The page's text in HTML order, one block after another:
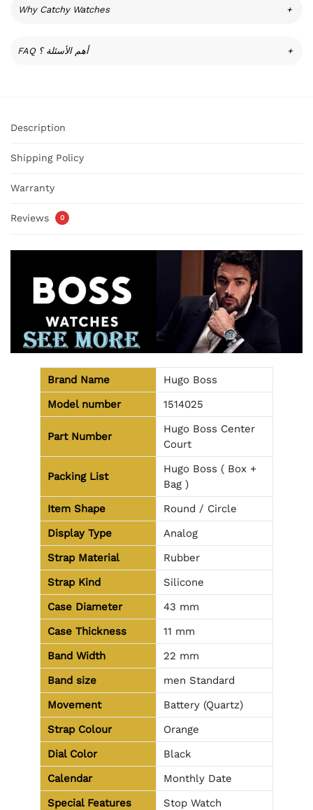
Why Catchy Watches +
FAQ أهم الأسئلة ؟ +
Description
Shipping Policy
Warranty
Reviews 0
Brand Name
Hugo Boss
Model number
1514025
Part Number
Hugo Boss Center
Court
Packing List
Hugo Boss ( Box +
Bag )
Item Shape
Round / Circle
Display Type
Analog
Strap Material
Rubber
Strap Kind
Silicone
Case Diameter
43 mm
Case Thickness
11 mm
Band Width
22 mm
Band size
men Standard
Movement
Battery (Quartz)
Strap Colour
Orange
Dial Color
Black
Calendar
Monthly Date
Special Features
Stop Watch